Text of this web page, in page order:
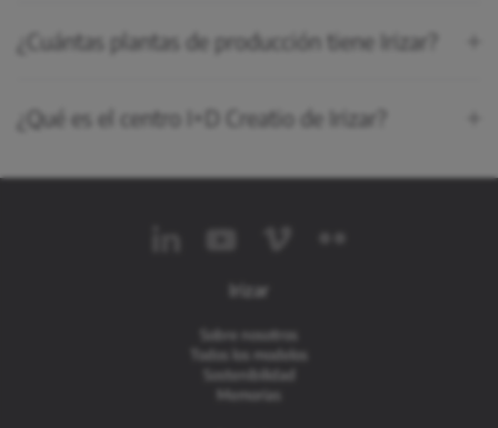
¿Cuántas plantas de producción tiene Irizar?
¿Qué es el centro I+D Creatio de Irizar?
Irizar
Sobre nosotros
Todos los modelos
Sostenibilidad
Memorias